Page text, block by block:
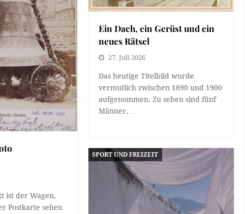
ist der Wagen,
Postkarte sehen
Ein Dach, ein Gerüst und ein
neues Rätsel
27. Juli 2026
Das heutige Titelbild wurde
vermutlich zwischen 1890 und 1900
aufgenommen. Zu sehen sind fünf
Männer,…
SPORT UND FREIZEIT